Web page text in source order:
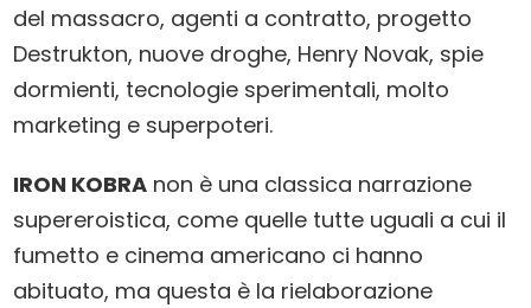
del massacro, agenti a contratto, progetto
Destrukton, nuove droghe, Henry Novak, spie
dormienti, tecnologie sperimentali, molto
marketing e superpoteri.
IRON KOBRAnon è una classica narrazione
supereroistica, come quelle tutte uguali a cui il
fumetto e cinema americano ci hanno
abituato, ma questa è la rielaborazione